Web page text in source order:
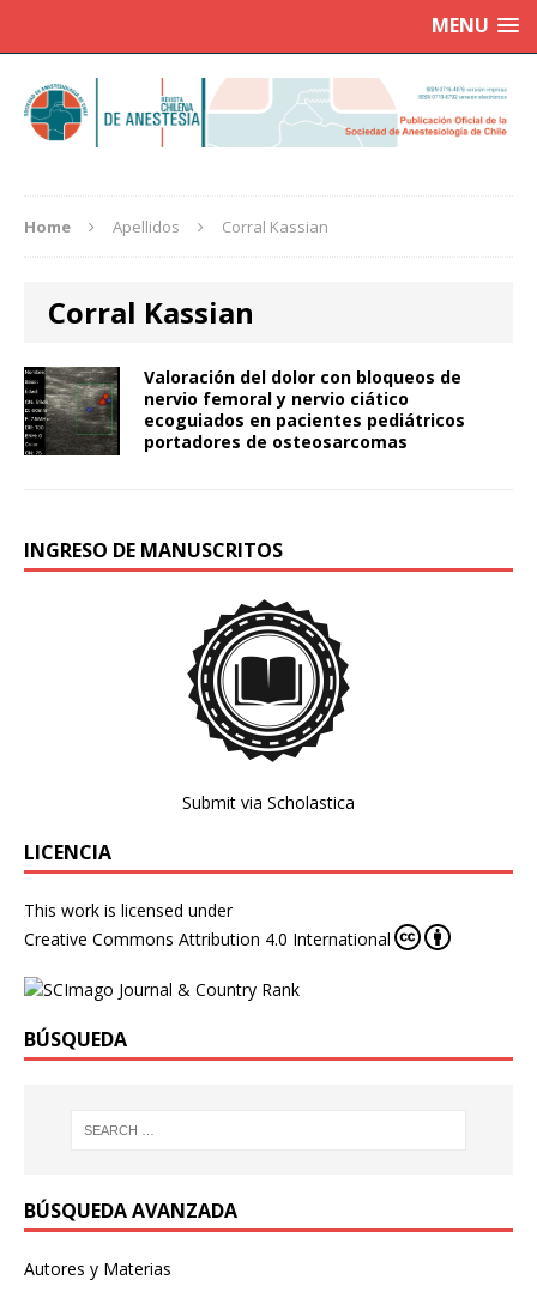
MENU
Home Apellidos Corral Kassian
Corral Kassian
Valoración del dolor con bloqueos de
nervio femoral y nervio ciático
ecoguiados en pacientes pediátricos
portadores de osteosarcomas
INGRESO DE MANUSCRITOS
Submit via Scholastica
LICENCIA
This work is licensed under
Creative Commons Attribution 4.0 International
BÚSQUEDA
BÚSQUEDA AVANZADA
Autores y Materias